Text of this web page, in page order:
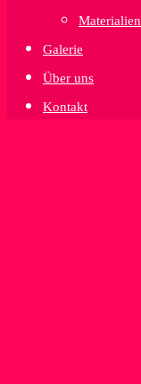
Materialien
Galerie
Über uns
Kontakt